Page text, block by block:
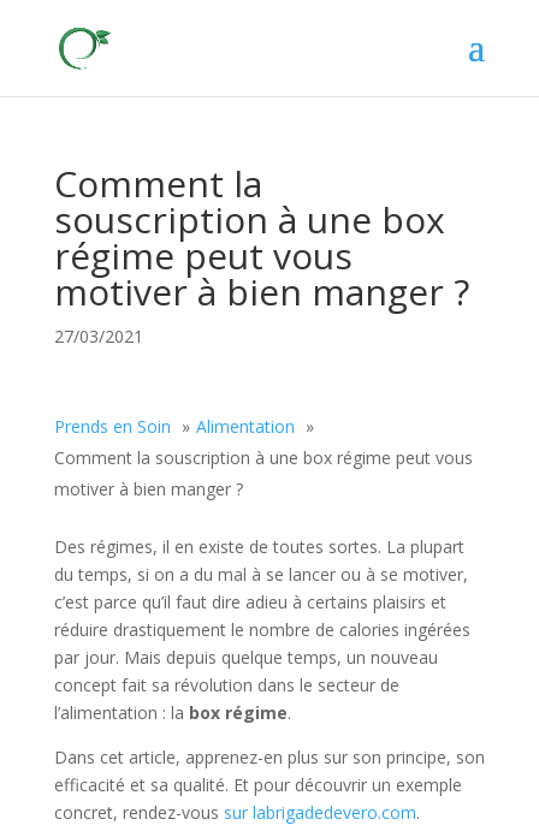
Comment la
souscription à une box
régime peut vous
motiver à bien manger ?
27/03/2021
Prends en Soin
Alimentation
Comment la souscription à une box régime peut vous
motiver à bien manger ?
Des régimes, il en existe de toutes sortes. La plupart
du temps, si on a du mal à se lancer ou à se motiver,
c’est parce qu’il faut dire adieu à certains plaisirs et
réduire drastiquement le nombre de calories ingérées
par jour. Mais depuis quelque temps, un nouveau
concept fait sa révolution dans le secteur de
l’alimentation : la box régime.
Dans cet article, apprenez-en plus sur son principe, son
efficacité et sa qualité. Et pour découvrir un exemple
concret, rendez-vous sur labrigadedevero.com.